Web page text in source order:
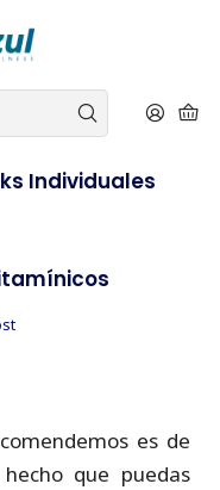
Individuales
tu día a día
energía y
a día
es de
que puedas